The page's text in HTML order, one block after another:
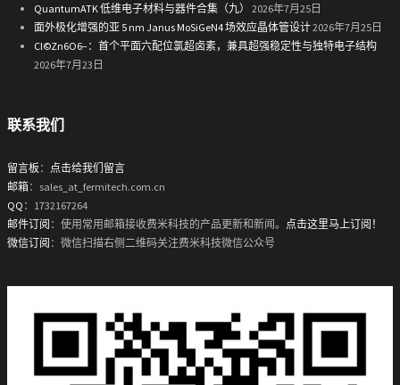
QuantumATK 低维电子材料与器件合集（九）
2026年7月25日
面外极化增强的亚 5 nm Janus MoSiGeN4 场效应晶体管设计2026年7月25日
Cl©Zn6O6−：首个平面六配位氯超卤素，兼具超强稳定性与独特电子结构
2026年7月23日
联系我们
留言板 ： 点击给我们留言
邮箱：sales_at_fermitech.com.cn
QQ ：1732167264
邮件订阅 ：使用常用邮箱接收费米科技的产品更新和新闻。 点击这里马上订阅！
微信订阅 ：微信扫描右侧二维码关注费米科技微信公众号